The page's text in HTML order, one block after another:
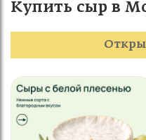
Купить сыр в